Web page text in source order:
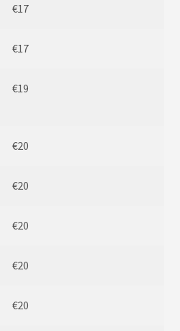
€17
€17
€19
€20
€20
€20
€20
€20